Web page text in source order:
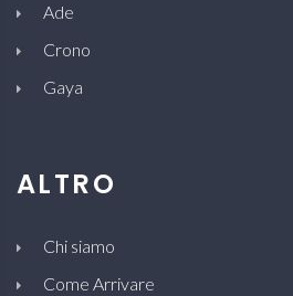
Ade
Crono
Gaya
ALTRO
Chi siamo
Come Arrivare